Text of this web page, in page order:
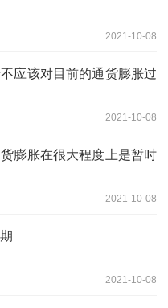
2021-10-08
应该对目前的通货膨胀过
2021-10-08
膨胀在很大程度上是暂时
2021-10-08
2021-10-08